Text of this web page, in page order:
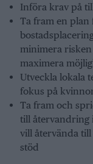
Införa krav på
Ta fram en plan
minimera
maximera
Utveckla lokala
fokus på
Ta fram och
till återvandring
vill återvända
stöd